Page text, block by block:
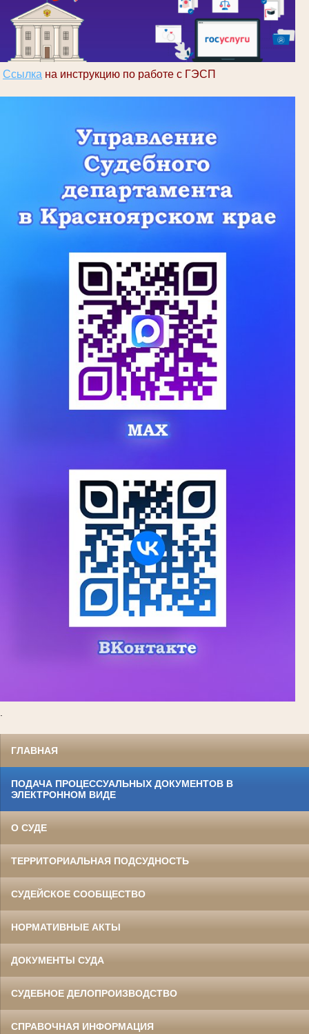
Ссылка на инструкцию по работе с ГЭСП
ГЛАВНАЯ
ПОДАЧА ПРОЦЕССУАЛЬНЫХ ДОКУМЕНТОВ В
ЭЛЕКТРОННОМ ВИДЕ
О СУДЕ
ТЕРРИТОРИАЛЬНАЯ ПОДСУДНОСТЬ
СУДЕЙСКОЕ СООБЩЕСТВО
НОРМАТИВНЫЕ АКТЫ
ДОКУМЕНТЫ СУДА
СУДЕБНОЕ ДЕЛОПРОИЗВОДСТВО
СПРАВОЧНАЯ ИНФОРМАЦИЯ